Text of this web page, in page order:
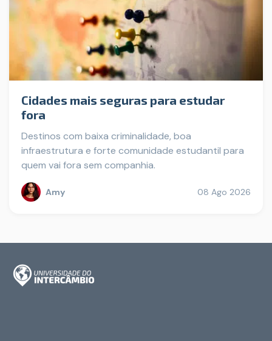
Cidades mais seguras para estudar
fora
Destinos com baixa criminalidade, boa
infraestrutura e forte comunidade estudantil para
quem vai fora sem companhia.
Amy 08 Ago 2026